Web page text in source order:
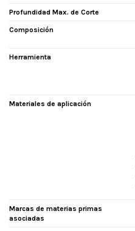
Profundidad Max. de Corte
Composición
Herramienta
Materiales de aplicación
Marcas de materias primas
asociadas